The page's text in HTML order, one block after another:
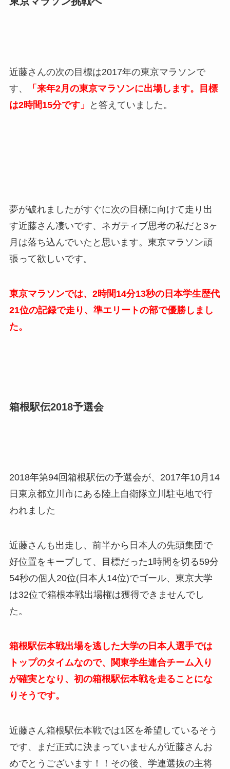
近藤さんの次の目標は2017年の東京マラソンで
す、
「来年2月の東京マラソンに出場します。目標
は2時間15分です」
と答えていました。
夢が破れましたがすぐに次の目標に向けて走り出
す近藤さん凄いです、ネガティブ思考の私だと3ヶ
月は落ち込んでいたと思います。東京マラソン頑
張って欲しいです。
東京マラソンでは、2時間14分13秒の日本学生歴代
21位の記録で走り、準エリートの部で優勝しまし
た。
箱根駅伝2018予選会
2018年第94回箱根駅伝の予選会が、2017年10月14
日東京都立川市にある陸上自衛隊立川駐屯地で行
われました
近藤さんも出走し、前半から日本人の先頭集団で
好位置をキープして、目標だった1時間を切る59分
54秒の個人20位(日本人14位)でゴール、東京大学
は32位で箱根本戦出場権は獲得できませんでし
た。
箱根駅伝本戦出場を逃した大学の日本人選手では
トップのタイムなので、関東学生連合チーム入り
が確実となり、初の箱根駅伝本戦を走ることにな
りそうです。
近藤さん箱根駅伝本戦では1区を希望しているそう
です、まだ正式に決まっていませんが近藤さんお
めでとうございます！！その後、学連選抜の主将